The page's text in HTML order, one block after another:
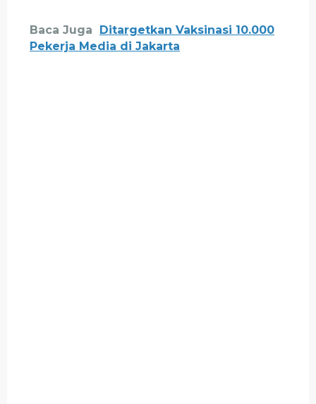
Baca Juga
Ditargetkan Vaksinasi 10.000
Pekerja Media di Jakarta